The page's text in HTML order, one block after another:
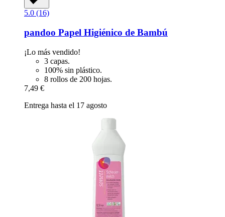
5.0 (16)
pandoo Papel Higiénico de Bambú
¡Lo más vendido!
3 capas.
100% sin plástico.
8 rollos de 200 hojas.
7,49 €
Entrega hasta el 17 agosto